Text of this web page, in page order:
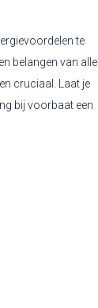
te
belangen van alle
cruciaal. Laat je
bij voorbaat een